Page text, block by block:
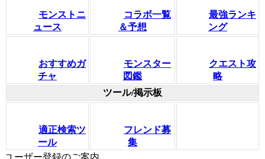
モンストニ
ュース
コラボ一覧
＆予想
最強ランキ
ング
おすすめガ
チャ
モンスター
図鑑
クエスト攻
略
ツール/掲示板
適正検索ツ
ール
フレンド募
集